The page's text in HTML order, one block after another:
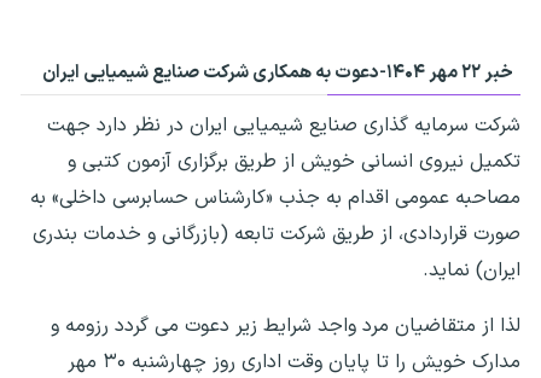
خبر ۲۲ مهر ۱۴۰۴- دعوت به همکاری شرکت صنایع شیمیایی ایران
شرکت سرمایه گذاری صنایع شیمیایی ایران در نظر دارد جهت
تکمیل نیروی انسانی خویش از طریق برگزاری آزمون کتبی و
مصاحبه عمومی اقدام به جذب «کارشناس حسابرسی داخلی» به
صورت قراردادی، از طریق شرکت تابعه (بازرگانی و خدمات بندری
ایران) نماید.
لذا از متقاضیان مرد واجد شرایط زیر دعوت می گردد رزومه و
مدارک خویش را تا پایان وقت اداری روز چهارشنبه ۳۰ مهر